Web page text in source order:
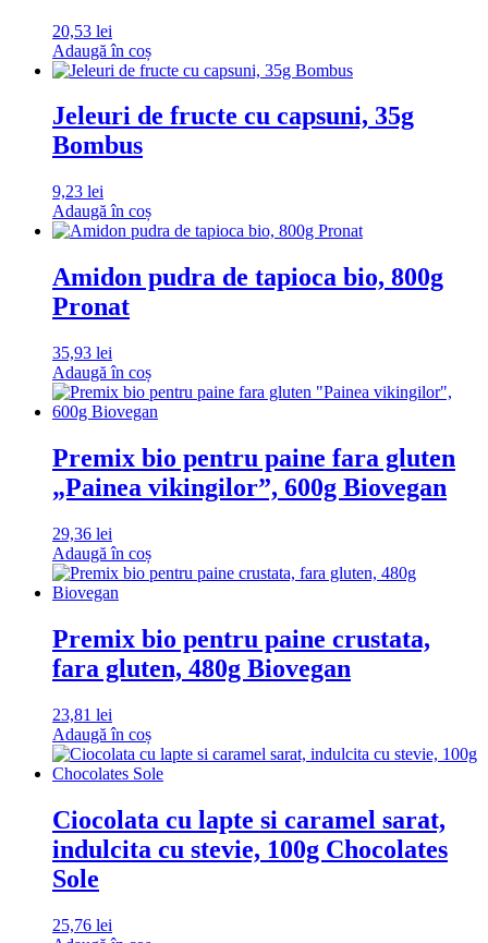
20,53 lei
Adaugă în coș
Jeleuri de fructe cu capsuni, 35g
Bombus
9,23 lei
Adaugă în coș
Amidon pudra de tapioca bio, 800g
Pronat
35,93 lei
Adaugă în coș
Premix bio pentru paine fara gluten
„Painea vikingilor”, 600g Biovegan
29,36 lei
Adaugă în coș
Premix bio pentru paine crustata,
fara gluten, 480g Biovegan
23,81 lei
Adaugă în coș
Ciocolata cu lapte si caramel sarat,
indulcita cu stevie, 100g Chocolates
Sole
25,76 lei